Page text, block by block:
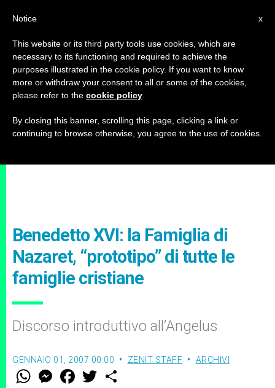
Benedetto XVI: la Famiglia di
Nazaret, “prototipo” di tutte le
famiglie cristiane
Discorso introduttivo all’Angelus
GENNAIO 01, 2007 00:00 ZENIT STAFF ARCHIVI
W M
e
F
a w
x
Notice
This website or its third party tools use cookies, which are
necessary to its functioning and required to achieve the
purposes illustrated in the cookie policy. If you want to know
more or withdraw your consent to all or some of the cookies,
please refer to the cookie policy
By closing this banner, scrolling this page, clicking a link or
continuing to browse otherwise, you agree to the use of cookies.